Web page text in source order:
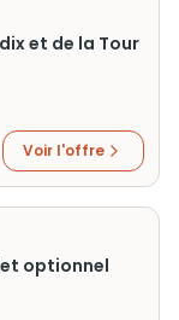
et de la Tour
Voir l'offre
optionnel